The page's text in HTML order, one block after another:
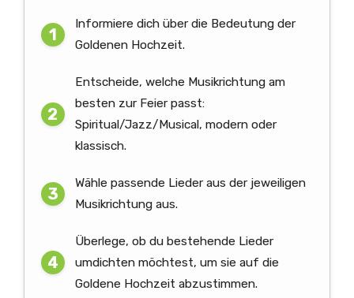
Informiere dich über die Bedeutung der
Goldenen Hochzeit.
Entscheide, welche Musikrichtung am
besten zur Feier passt:
Spiritual/Jazz/Musical, modern oder
klassisch.
Wähle passende Lieder aus der jeweiligen
Musikrichtung aus.
Überlege, ob du bestehende Lieder
umdichten möchtest, um sie auf die
Goldene Hochzeit abzustimmen.